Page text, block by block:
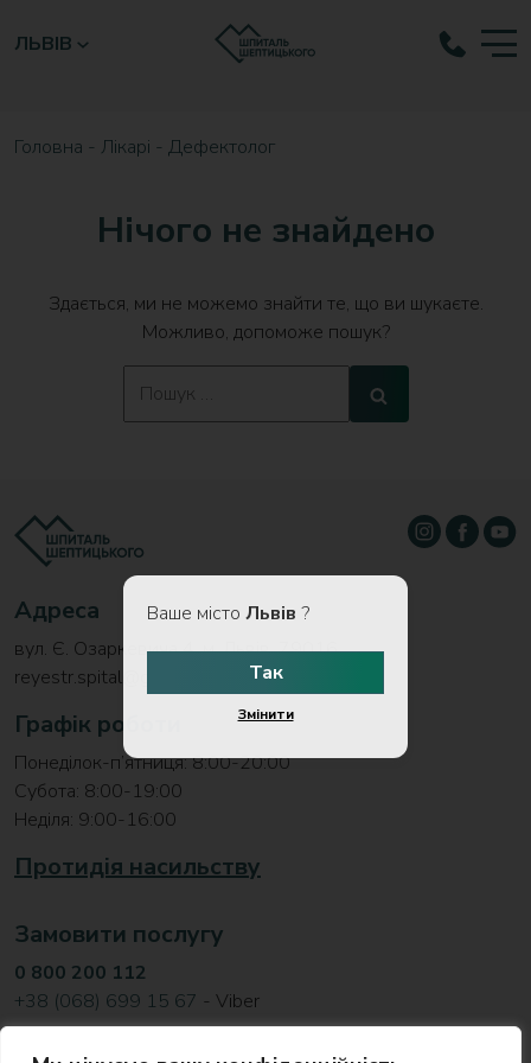
ЛЬВІВ
Ваше місто Львів ?
Так
Змінити
Головна - Лікарі - Дефектолог
Нічого не знайдено
Здається, ми не можемо знайти те, що ви шукаєте.
Можливо, допоможе пошук?
for:
Адреса
вул. Є. Озаркевича 4, м. Львів, 79016
reyestr.spital@gmail.com
Графік роботи
Понеділок-п’ятниця: 8:00-20:00
Субота: 8:00-19:00
Неділя: 9:00-16:00
Протидія насильству
Замовити послугу
0 800 200 112
+38 (068) 699 15 67 - Viber